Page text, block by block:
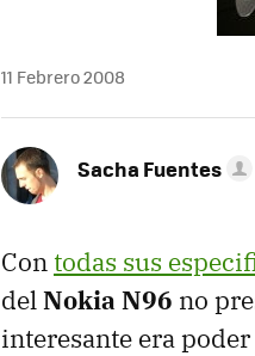
11 Febrero 2008
Sacha Fuentes
Contodas sus
delNokia N96 no
interesante era